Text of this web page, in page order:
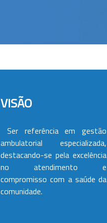
VISÃO
Ser referência em gestão
ambulatorial especializada,
destacando-se pela excelência
no atendimento e
compromisso com a saúde da
comunidade.